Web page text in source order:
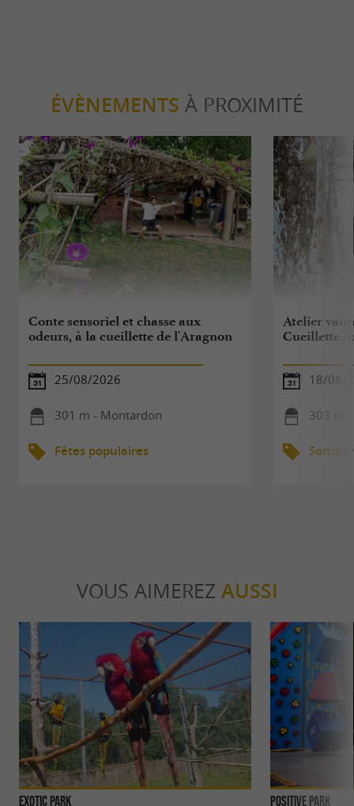
ÉVÈNEMENTS À PROXIMITÉ
Conte sensoriel et chasse aux
odeurs, à la cueillette de l'Aragnon
25/08/2026
301 m - Montardon
Fêtes populaires
Atelier
Cueillette
18/08/
303 m
Sorties
VOUS AIMEREZ AUSSI
Exotic Park POSITIVE PARK